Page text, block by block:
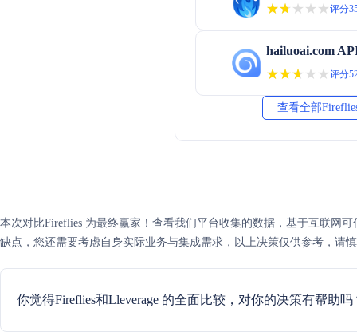
★★★★★
★★★★★评分
hailuoai.com
★★★★★
★★★★★评分
查看全部
本次对比Fireflies 为最终赢家！查看我们平台收集的数据，基于互联网
缺点，您还需要考虑自身实际业务与集成需求，以上决策仅供参考，请
你觉得Fireflies和Lleverage 的全面比较，对你的决策有帮助吗